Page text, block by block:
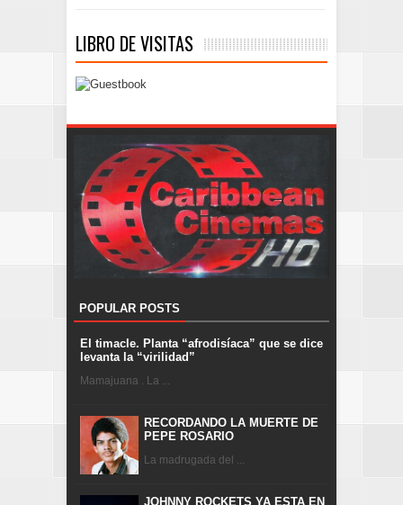
LIBRO DE VISITAS
POPULAR POSTS
El timacle. Planta “afrodisíaca” que se dice
levanta la “virilidad”
Mamajuana . La ...
RECORDANDO LA MUERTE DE
PEPE ROSARIO
La madrugada del ...
JOHNNY ROCKETS YA ESTA EN